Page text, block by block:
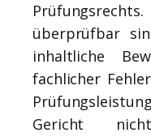
überprüfbar
inhaltliche
fachlicher
Gericht